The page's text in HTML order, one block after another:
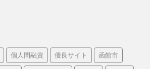
個人間融資 優良サイト 函館市